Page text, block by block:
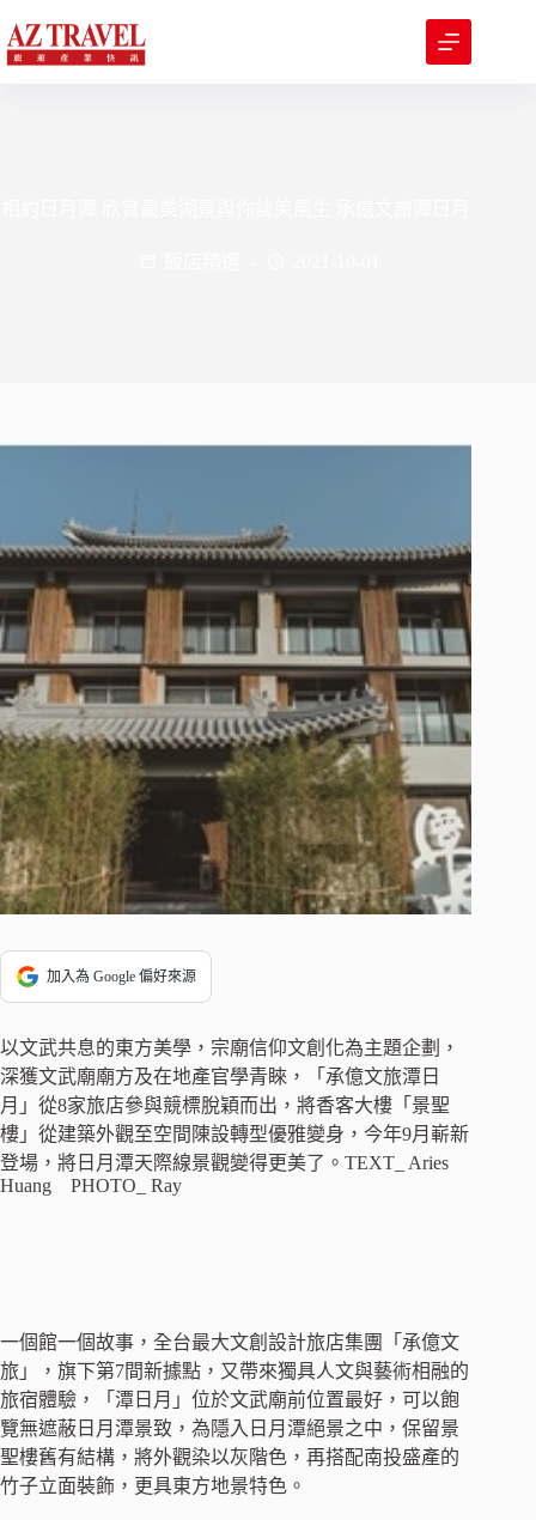
至
主
加入為 Google 偏好來源
以文武共息的東方美學，宗廟信仰文創化為主題企劃，
深獲文武廟廟方及在地產官學青睞，「承億文旅潭日
月」從8家旅店參與競標脫穎而出，將香客大樓「景聖
樓」從建築外觀至空間陳設轉型優雅變身，今年9月嶄新
登場，將日月潭天際線景觀變得更美了。TEXT_ Aries
Huang PHOTO_ Ray
一個館一個故事，全台最大文創設計旅店集團「承億文
旅」，旗下第7間新據點，又帶來獨具人文與藝術相融的
旅宿體驗，「潭日月」位於文武廟前位置最好，可以飽
覽無遮蔽日月潭景致，為隱入日月潭絕景之中，保留景
聖樓舊有結構，將外觀染以灰階色，再搭配南投盛產的
竹子立面裝飾，更具東方地景特色。